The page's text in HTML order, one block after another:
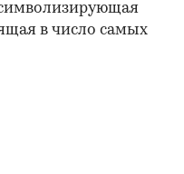
в число самых